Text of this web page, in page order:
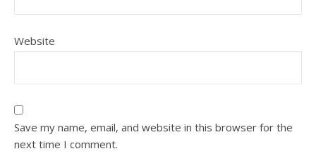
Website
Save my name, email, and website in this browser for the
next time I comment.